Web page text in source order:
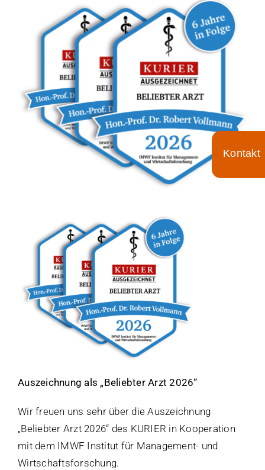
Aktuelles
Termin/Wartezeiten
Kontakt
Auszeichnung als „Beliebter Arzt 2026“
Wir freuen uns sehr über die Auszeichnung
„Beliebter Arzt 2026“ des KURIER in Kooperation
mit dem IMWF Institut für Management- und
Wirtschaftsforschung.
Toggle
Sliding